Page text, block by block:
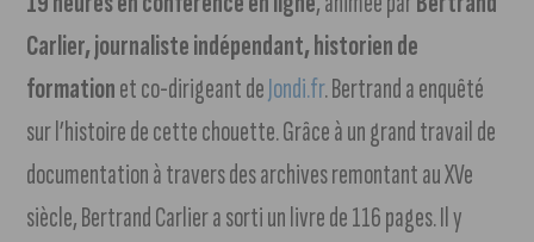
Carlier, journaliste indépendant, historien de
formationet co-dirigeant deJondi.fr. Bertrand a enquêté
sur l’histoire de cette chouette. Grâce à un grand travail de
documentation à travers des archives remontant au XVe
siècle, Bertrand Carlier a sorti un livre de 116 pages. Il y